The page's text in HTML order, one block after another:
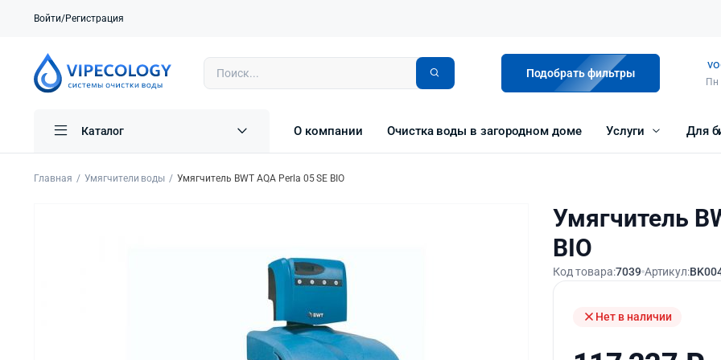
Войти/Регистрация
Подобрать фильтры
Пн
Каталог О компании Очистка воды в загородном доме Услуги Для
Главная Умягчители воды Умягчитель BWT AQA Perla 05 SE BIO
Умягчитель
BIO
Код товара:7039 Артикул:
Нет в наличии